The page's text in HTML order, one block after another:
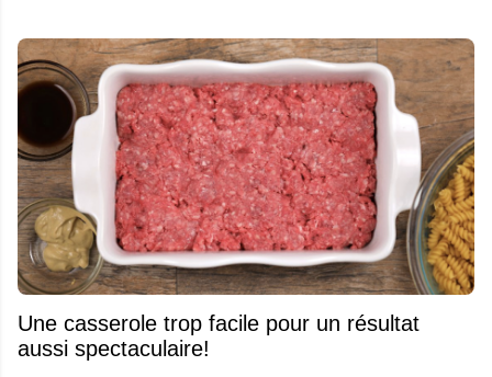
Une casserole trop facile pour un résultat
aussi spectaculaire!